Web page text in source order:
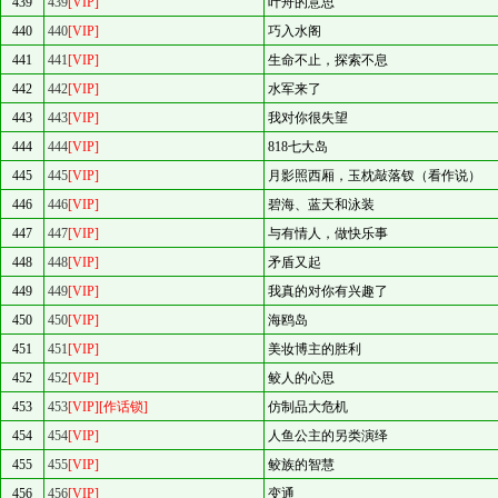
440
440[VIP]
巧入水阁
441
441[VIP]
生命不止，探索不息
442
442[VIP]
水军来了
443
443[VIP]
我对你很失望
444
444[VIP]
818七大岛
445
445[VIP]
月影照西厢，玉枕敲落钗（看作说）
446
446[VIP]
碧海、蓝天和泳装
447
447[VIP]
与有情人，做快乐事
448
448[VIP]
矛盾又起
449
449[VIP]
我真的对你有兴趣了
450
450[VIP]
海鸥岛
451
451[VIP]
美妆博主的胜利
452
452[VIP]
鲛人的心思
453
453[VIP][作话锁]
仿制品大危机
454
454[VIP]
人鱼公主的另类演绎
455
455[VIP]
鲛族的智慧
456
456[VIP] 变通